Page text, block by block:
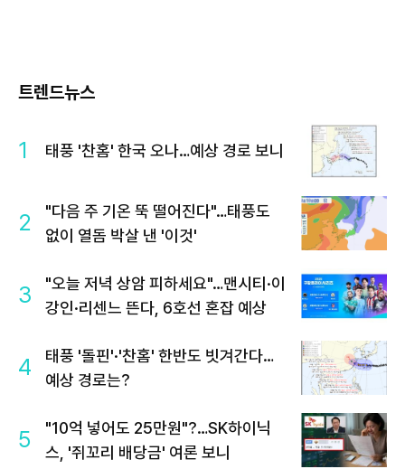
트렌드뉴스
1 태풍 '찬홈' 한국 오나…예상 경로 보니
2
"다음 주 기온 뚝 떨어진다"…태풍도
없이 열돔 박살 낸 '이것'
3
"오늘 저녁 상암 피하세요"…맨시티·이
강인·리센느 뜬다, 6호선 혼잡 예상
4
태풍 '돌핀'·'찬홈' 한반도 빗겨간다…
예상 경로는?
5
"10억 넣어도 25만원"?…SK하이닉
스, '쥐꼬리 배당금' 여론 보니